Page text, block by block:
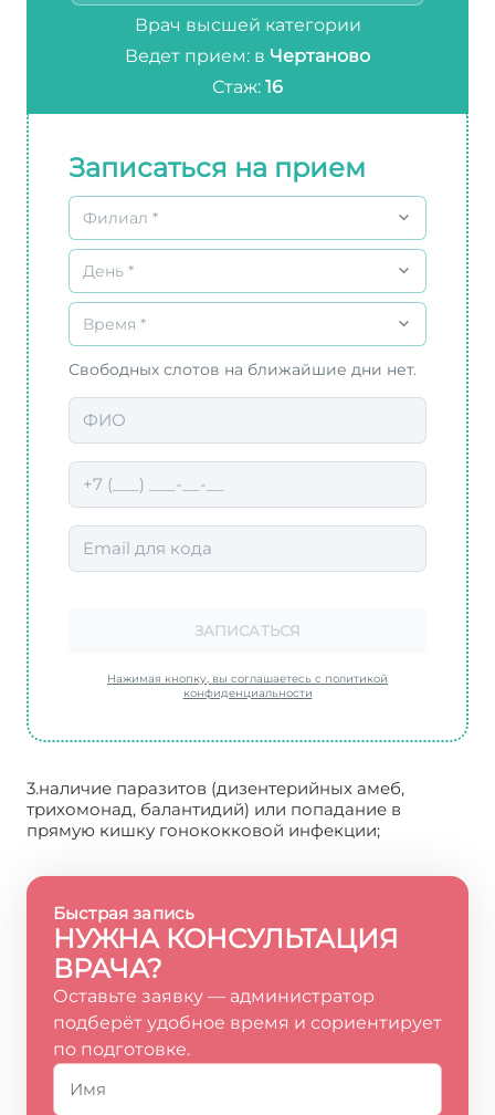
Врач высшей категории
Ведет прием: в Чертаново
Стаж: 16
Записаться на прием
Филиал *
День *
Время *
Свободных слотов на ближайшие дни нет.
ЗАПИСАТЬСЯ
Нажимая кнопку, вы соглашаетесь с политикой
конфиденциальности
3.наличие паразитов (дизентерийных амеб,
трихомонад, балантидий) или попадание в
прямую кишку гонококковой инфекции;
Быстрая запись
НУЖНА КОНСУЛЬТАЦИЯ
ВРАЧА?
Оставьте заявку — администратор
подберёт удобное время и сориентирует
по подготовке.